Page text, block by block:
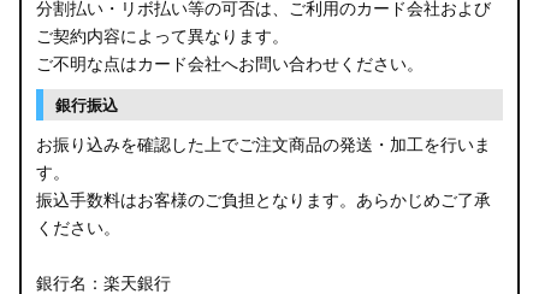
分割払い・リボ払い等の可否は、ご利用のカード会社および
ご契約内容によって異なります。
ご不明な点はカード会社へお問い合わせください。
銀行振込
お振り込みを確認した上でご注文商品の発送・加工を行いま
す。
振込手数料はお客様のご負担となります。あらかじめご了承
ください。
銀行名：楽天銀行